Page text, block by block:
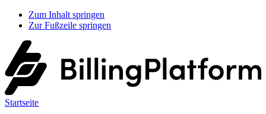
Zum Inhalt springen
Zur Fußzeile springen
Startseite